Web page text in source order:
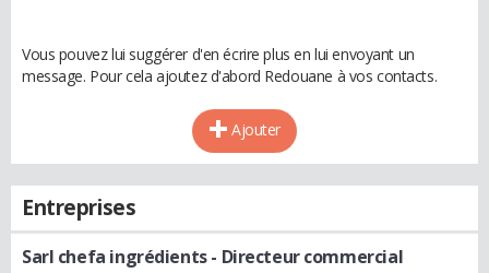
Vous pouvez lui suggérer d'en écrire plus en lui envoyant un
message. Pour cela ajoutez d'abord Redouane à vos contacts.
Ajouter
Entreprises
Sarl chefa ingrédients- Directeur commercial